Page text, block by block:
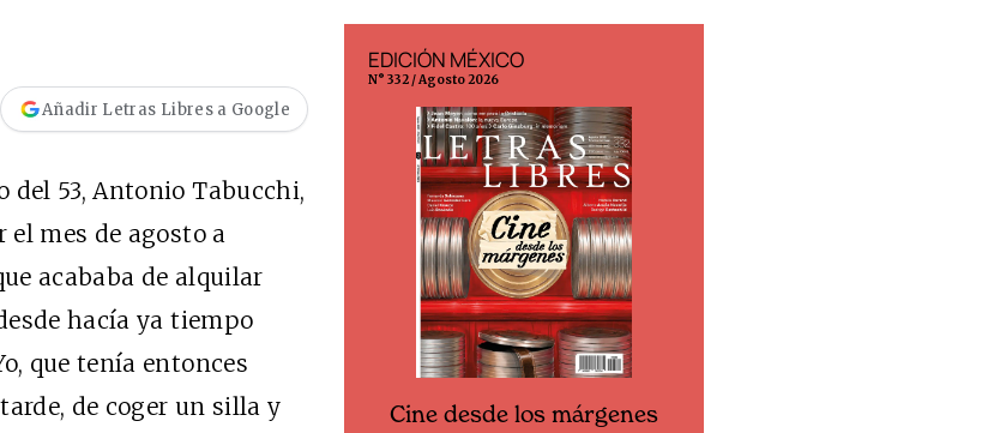
Añadir Letras Libres a Google
del 53, Antonio Tabucchi,
el mes de agosto a
acababa de alquilar
hacía ya tiempo
que tenía entonces
de coger un silla y
Cine desde los márgenes
EDICIÓN MÉXICO
N° 332 / Agosto 2026
Cine desde los márgenes